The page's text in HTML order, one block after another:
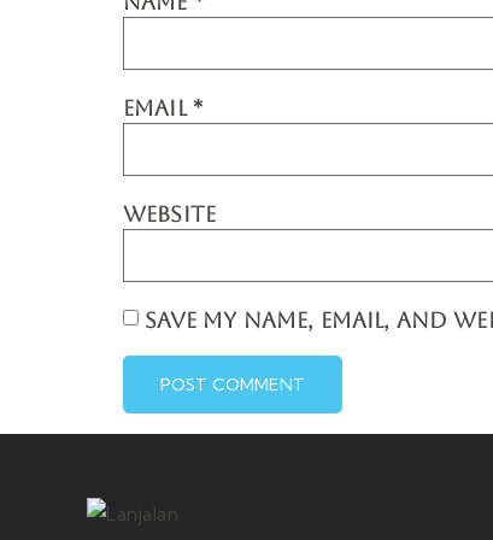
EMAIL *
WEBSITE
SAVE MY NAME, EMAIL, AND